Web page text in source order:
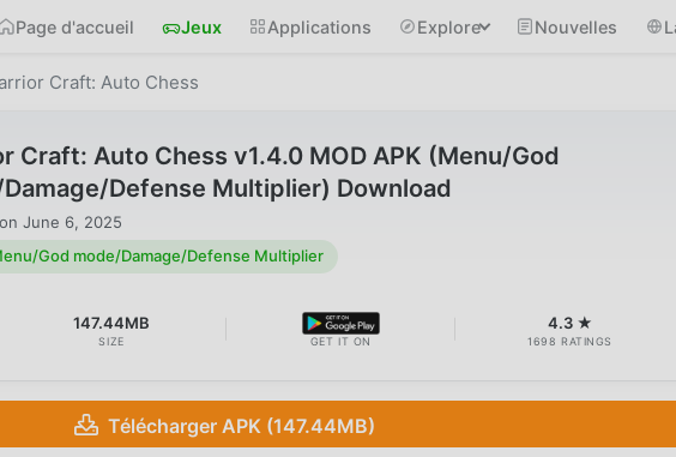
Page d'accueil Jeux Applications Explore Nouvelles
Craft: Auto Chess
Craft: Auto Chess v1.4.0 MOD APK (Menu/God
Defense Multiplier) Download
June 6, 2025
God mode/Damage/Defense Multiplier
147.44MB
SIZE GET IT ON
4.3 ★
1698 RATINGS
Télécharger APK (147.44MB)